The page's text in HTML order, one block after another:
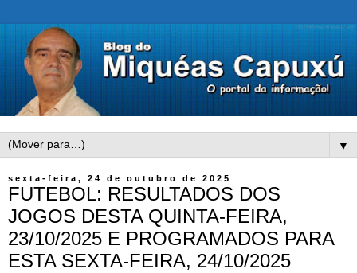
▼
sexta-feira, 24 de outubro de 2025
FUTEBOL: RESULTADOS DOS
JOGOS DESTA QUINTA-FEIRA,
23/10/2025 E PROGRAMADOS PARA
ESTA SEXTA-FEIRA, 24/10/2025